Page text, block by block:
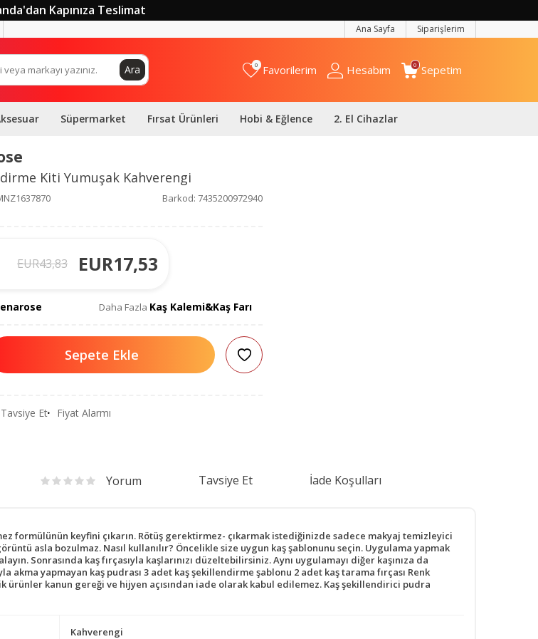
Kapınıza Teslimat
Ana Sayfa Siparişlerim
Ara 0 Favorilerim Hesabım 0 Sepetim
Süpermarket Fırsat Ürünleri Hobi & Eğlence 2. El Cihazlar
Kiti Yumuşak Kahverengi
Barkod: 7435200972940
EUR43,83 EUR17,53
Daha Fazla Kaş Kalemi&Kaş Farı
Sepete Ekle
Tavsiye Et Fiyat Alarmı
Yorum Tavsiye Et İade Koşulları
formülünün keyfini çıkarın. Rötüş gerektirmez- çıkarmak istediğinizde sadece makyaj temizleyici
asla bozulmaz. Nasıl kullanılır? Öncelikle size uygun kaş şablonunu seçin. Uygulama yapmak
Sonrasında kaş fırçasıyla kaşlarınızı düzeltebilirsiniz. Aynı uygulamayı diğer kaşınıza da
akma yapmayan kaş pudrası 3 adet kaş şekillendirme şablonu 2 adet kaş tarama fırçası Renk
ürünler kanun gereği ve hijyen açısından iade olarak kabul edilemez. Kaş şekillendirici pudra
Kahverengi